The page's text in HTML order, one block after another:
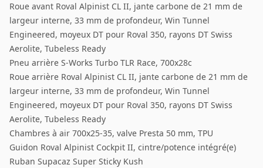
Roue avant Roval Alpinist CL II, jante carbone de 21 mm de
largeur interne, 33 mm de profondeur, Win Tunnel
Engineered, moyeux DT pour Roval 350, rayons DT Swiss
Aerolite, Tubeless Ready
Pneu arrière S-Works Turbo TLR Race, 700x28c
Roue arrière Roval Alpinist CL II, jante carbone de 21 mm de
largeur interne, 33 mm de profondeur, Win Tunnel
Engineered, moyeux DT pour Roval 350, rayons DT Swiss
Aerolite, Tubeless Ready
Chambres à air 700x25-35, valve Presta 50 mm, TPU
Guidon Roval Alpinist Cockpit II, cintre/potence intégré(e)
Ruban Supacaz Super Sticky Kush